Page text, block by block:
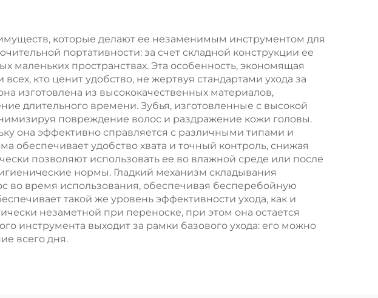
стали
ребристый логотип
в комплекте
которые делают ее незаменимым инструментом для
портативности: за счет складной конструкции ее
маленьких пространствах. Эта особенность, экономящая
кто ценит удобство, не жертвуя стандартами ухода за
изготовлена из высококачественных материалов,
длительного времени. Зубья, изготовленные с высокой
повреждение волос и раздражение кожи головы.
она эффективно справляется с различными типами и
обеспечивает удобство хвата и точный контроль, снижая
позволяют использовать ее во влажной среде или после
нормы. Гладкий механизм складывания
во время использования, обеспечивая бесперебойную
такой же уровень эффективности ухода, как и
незаметной при переноске, при этом она остается
инструмента выходит за рамки базового ухода: его можно
всего дня.